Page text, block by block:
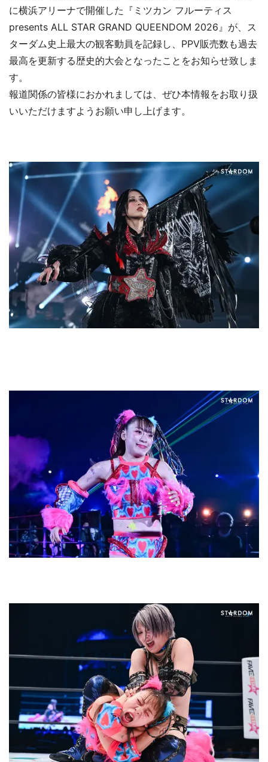
に横浜アリーナで開催した『ミツカン フルーティス
presents ALL STAR GRAND QUEENDOM 2026』が、ス
ターダム史上最大の観客動員を記録し、PPV販売数も過去
最高を更新する歴史的大会となったことをお知らせ致しま
す。
報道関係の皆様におかれましては、ぜひ本情報をお取り扱
いいただけますようお願い申し上げます。